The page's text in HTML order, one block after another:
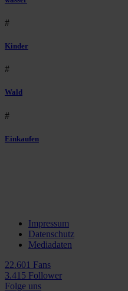
#
Kinder
#
Wald
#
Einkaufen
Impressum
Datenschutz
Mediadaten
22.601 Fans
3.415 Follower
Folge uns